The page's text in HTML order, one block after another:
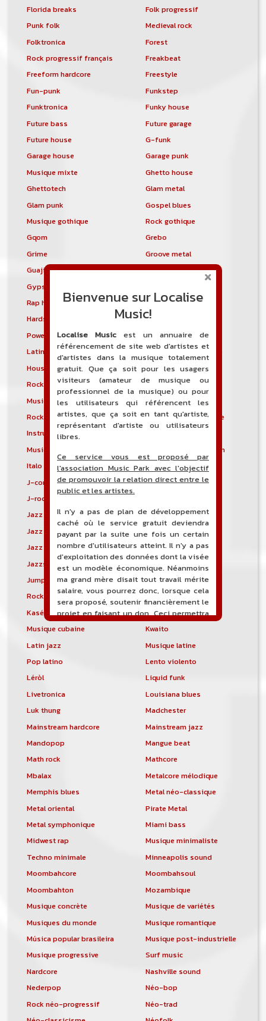
Florida breaks
Folk progressif
Punk folk
Medieval rock
Folktronica
Forest
Rock progressif français
Freakbeat
Freeform hardcore
Freestyle
Fun-punk
Funkstep
Funktronica
Funky house
Future bass
Future garage
Future house
G-funk
Garage house
Garage punk
Musique mixte
Ghetto house
Ghettotech
Glam metal
Glam punk
Gospel blues
Musique gothique
Rock gothique
Gqom
Grebo
Grime
Groove metal
Guajira
Guaracha
Gypsy punk
Rap hardcore
Industrial hardcore
Hardstep
Hardstyle
Power noise
Heavenly voices
Latin metal
Musique hindoustanie
House progressive
Tropical house
Rock indépendant
Indietronica
Musique industrielle
Metal industriel
Rock industriel
Musique instrumentale
Instrumental
Musique irlandaise
Rock progressif italien
Italo Disco
Italo house
J-core
J-pop
J-rock
Jazz blues
Jazz modal
Jazz Nouvelle-Orléans
Jazz punk
Jazz vocal
Jazz-funk
Jazzstep
Jersey club
Jump blues
Jump-up
Rock canadien
Kansas City blues
Kasékò
Kizomba
Musique cubaine
Kwaito
Latin jazz
Musique latine
Pop latino
Lento violento
Léròl
Liquid funk
Livetronica
Louisiana blues
Luk thung
Madchester
Mainstream hardcore
Mainstream jazz
Mandopop
Mangue beat
Math rock
Mathcore
Mbalax
Metalcore mélodique
Memphis blues
Metal néo-classique
Metal oriental
Pirate Metal
Metal symphonique
Miami bass
Midwest rap
Musique minimaliste
Techno minimale
Minneapolis sound
Moombahcore
Moombahsoul
Moombahton
Mozambique
Musique concrète
Musique de variétés
Musiques du monde
Musique romantique
Música popular brasileira
Musique post-industrielle
Musique progressive
Surf music
Nardcore
Nashville sound
Nederpop
Néo-bop
Rock néo-progressif
Néo-trad
Bienvenue sur Localise
Music!
Localise Music est un annuaire de
référencement de site web d'artistes et
d'artistes dans la musique totalement
gratuit. Que ça soit pour les usagers
visiteurs (amateur de musique ou
professionnel de la musique) ou pour
les utilisateurs qui référencent les
artistes, que ça soit en tant qu'artiste,
représentant d'artiste ou utilisateurs
libres.
Ce service vous est proposé par
l'association Music Park avec l'objectif
de promouvoir la relation direct entre le
public et les artistes.
Il n'y a pas de plan de développement
caché où le service gratuit deviendra
payant par la suite une fois un certain
nombre d'utilisateurs atteint. Il n'y a pas
d'exploitation des données dont la visée
est un modèle économique. Néanmoins
ma grand mère disait tout travail mérite
salaire, vous pourrez donc, lorsque cela
sera proposé, soutenir financièrement le
projet en faisant un don. Ceci permettra
de financer l'hébergement, le nom de
de développement du site, et peut-être
une campagne de communication. Il va
comptabilité sera totalement publique
visible directement sur le site.
Un nouveau service de petites annonces
pour musicien vous est proposé sur le
site. Ce service permet, lorsque vous
êtes musiciens ou un groupe, un
orchestre, DJ, etc... de chercher un/des